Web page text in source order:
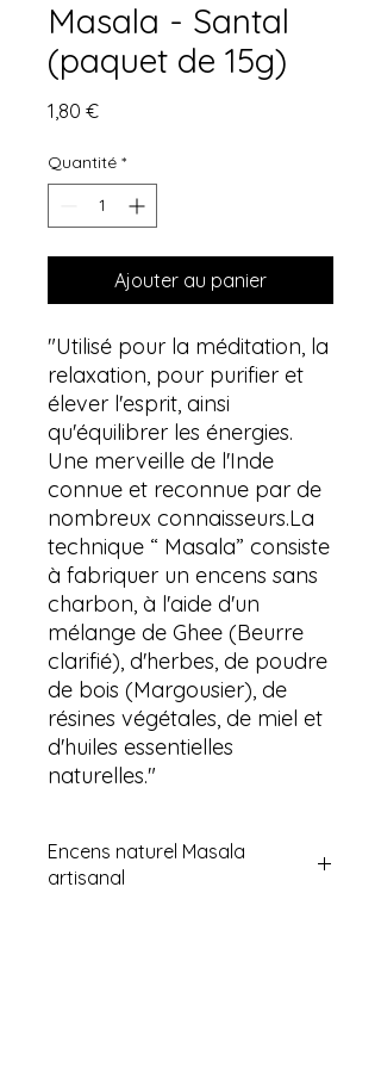
Masala - Santal
(paquet de 15g)
1,80 €Prix
Quantité *
Ajouter au panier
"Utilisé pour la méditation, la
relaxation, pour purifier et
élever l'esprit, ainsi
qu'équilibrer les énergies.
Une merveille de l'Inde
connue et reconnue par de
nombreux connaisseurs.La
technique “ Masala” consiste
à fabriquer un encens sans
charbon, à l'aide d'un
mélange de Ghee (Beurre
clarifié), d'herbes, de poudre
de bois (Margousier), de
résines végétales, de miel et
d'huiles essentielles
naturelles."
Encens naturel Masala
artisanal